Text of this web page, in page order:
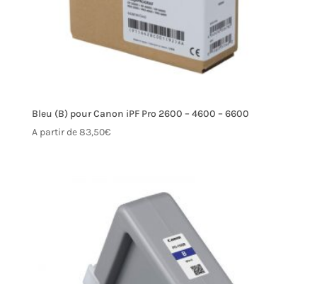
Bleu (B) pour Canon iPF Pro 2600 – 4600 – 6600
A partir de83,50€